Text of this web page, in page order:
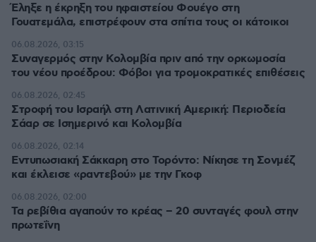
Έληξε η έκρηξη του ηφαιστείου Φουέγο στη
Γουατεμάλα, επιστρέφουν στα σπίτια τους οι κάτοικοι
Συναγερμός στην Κολομβία πριν από την ορκωμοσία
του νέου προέδρου: Φόβοι για τρομοκρατικές επιθέσεις
06.08.2026, 03:15
Στροφή του Ισραήλ στη Λατινική Αμερική: Περιοδεία
Σάαρ σε Ισημερινό και Κολομβία
06.08.2026, 02:45
Εντυπωσιακή Σάκκαρη στο Τορόντο: Νίκησε τη Σονμέζ
και έκλεισε «ραντεβού» με την Γκοφ
06.08.2026, 02:14
Τα ρεβίθια αγαπούν το κρέας – 20 συνταγές φουλ στην
πρωτεΐνη
06.08.2026, 02:00